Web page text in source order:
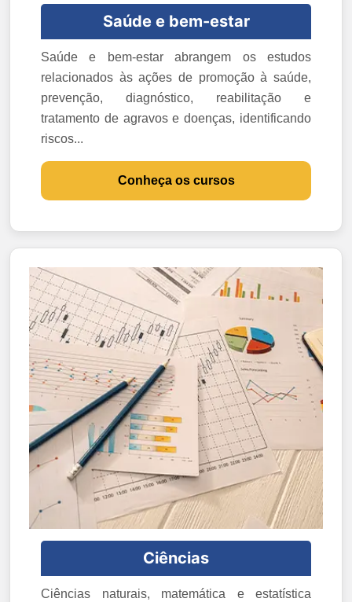
Saúde e bem-estar
Saúde e bem-estar abrangem os estudos
relacionados às ações de promoção à saúde,
prevenção, diagnóstico, reabilitação e
tratamento de agravos e doenças, identificando
riscos...
Conheça os cursos
Ciências
Ciências naturais, matemática e estatística